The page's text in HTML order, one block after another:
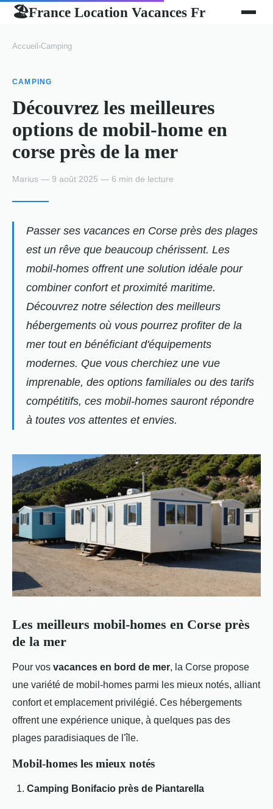
🏖France Location Vacances Fr
Accueil ›Camping
CAMPING
Découvrez les meilleures
options de mobil-home en
corse près de la mer
Marius — 9 août 2025 — 6 min de lecture
Passer ses vacances en Corse près des plages
est un rêve que beaucoup chérissent. Les
mobil-homes offrent une solution idéale pour
combiner confort et proximité maritime.
Découvrez notre sélection des meilleurs
hébergements où vous pourrez profiter de la
mer tout en bénéficiant d'équipements
modernes. Que vous cherchiez une vue
imprenable, des options familiales ou des tarifs
compétitifs, ces mobil-homes sauront répondre
à toutes vos attentes et envies.
Les meilleurs mobil-homes en Corse près
de la mer
Pour vos vacances en bord de mer , la Corse propose
une variété de mobil-homes parmi les mieux notés, alliant
confort et emplacement privilégié. Ces hébergements
offrent une expérience unique, à quelques pas des
plages paradisiaques de l'île.
Mobil-homes les mieux notés
Camping Bonifacio près de Piantarella